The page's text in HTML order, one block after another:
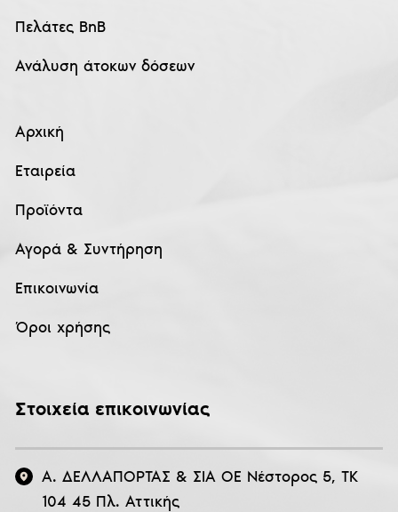
Πελάτες BnB
Ανάλυση άτοκων δόσεων
Αρχική
Εταιρεία
Προϊόντα
Αγορά & Συντήρηση
Επικοινωνία
Όροι χρήσης
Στοιχεία επικοινωνίας
Α. ΔΕΛΛΑΠΟΡΤΑΣ & ΣΙΑ ΟΕ Νέστορος 5, ΤΚ
104 45 Πλ. Αττικής